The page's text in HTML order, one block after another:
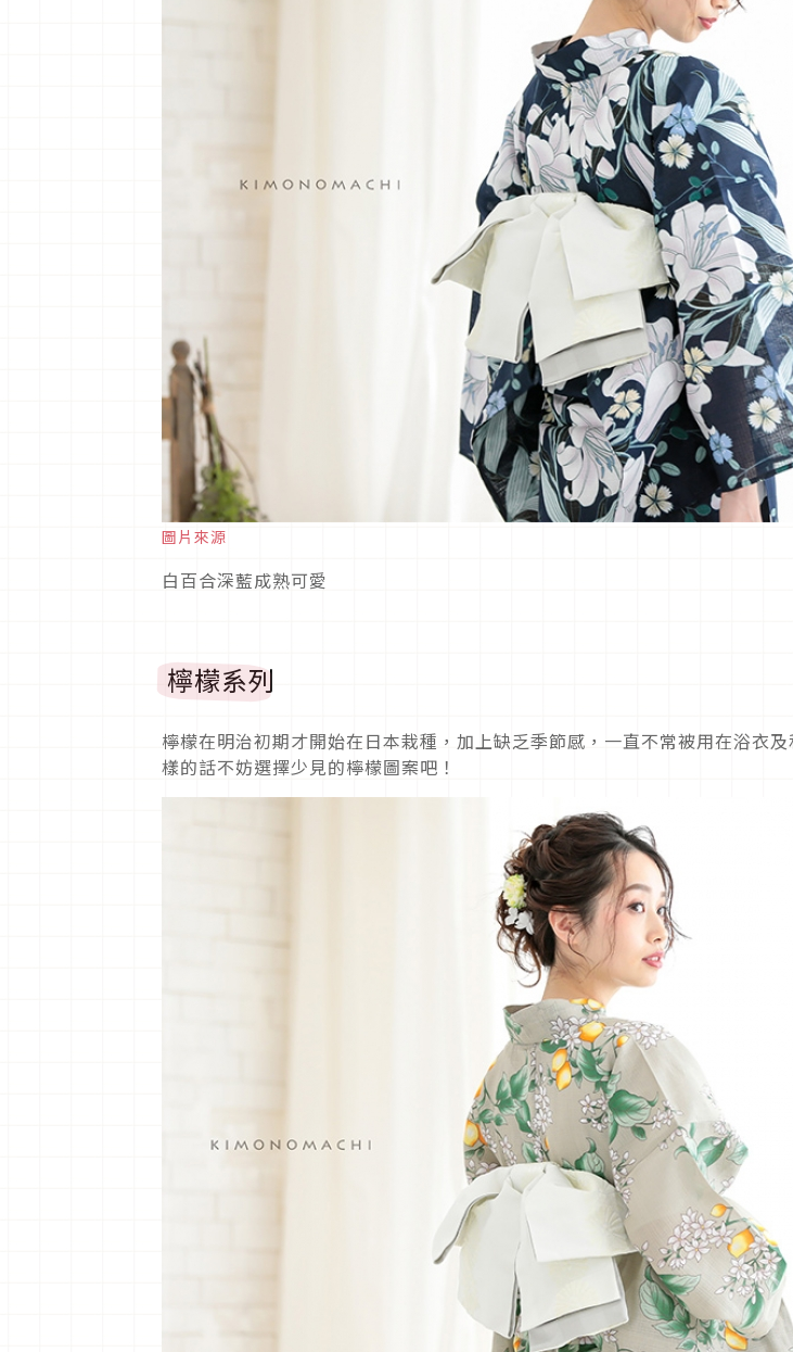
圖片來源
白百合深藍成熟可愛
檸檬系列
檸檬在明治初期才開始在日本栽種，加上缺乏季節感，一直不常被用在浴衣
樣的話不妨選擇少見的檸檬圖案吧！